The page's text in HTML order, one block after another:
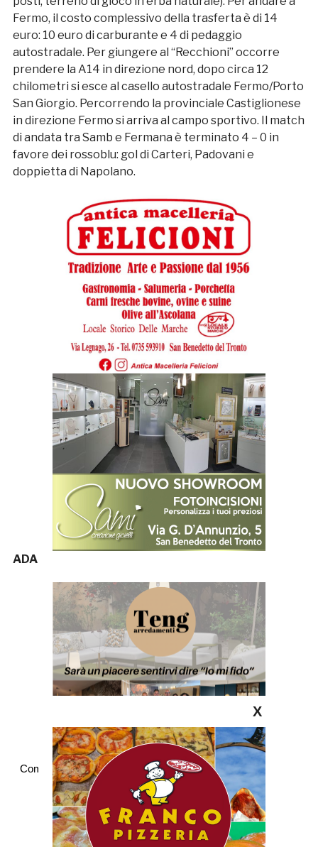
Fermo, il costo complessivo della trasferta è di 14
euro: 10 euro di carburante e 4 di pedaggio
autostradale. Per giungere al “Recchioni” occorre
prendere la A14 in direzione nord, dopo circa 12
chilometri si esce al casello autostradale Fermo/Porto
San Giorgio. Percorrendo la provinciale Castiglionese
in direzione Fermo si arriva al campo sportivo. Il match
di andata tra Samb e Fermana è terminato 4 – 0 in
favore dei rossoblu: gol di Carteri, Padovani e
doppietta di Napolano.
ADA
Commenti
X